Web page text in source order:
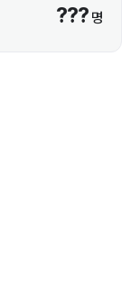
??? 명